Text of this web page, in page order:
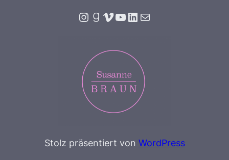
Instagram
Goodreads
Vimeo
YouTube
LinkedIn
E-Mail
Stolz präsentiert von WordPress